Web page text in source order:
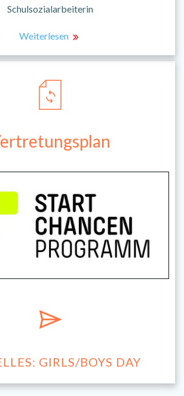
Schulsozialarbeiterin
Weiterlesen
GIRLS/BOYS DAY